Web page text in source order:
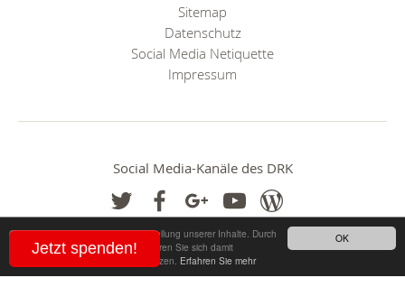
OK
Cookies helfen uns bei der Bereitstellung unserer Inhalte. Durch
die Nutzung unserer Webseite erklären Sie sich damit
einverstanden, dass wir Cookies setzen. Erfahren Sie mehr
Sitemap
Datenschutz
Social Media Netiquette
Impressum
Social Media-Kanäle des DRK
Jetzt spenden!